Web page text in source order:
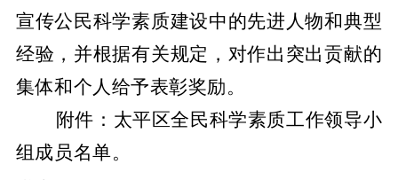
宣传公民科学素质建设中的先进人物和典型
经验，并根据有关规定，对作出突出贡献的
集体和个人给予表彰奖励。
附件：太平区全民科学素质工作领导小
组成员名单。